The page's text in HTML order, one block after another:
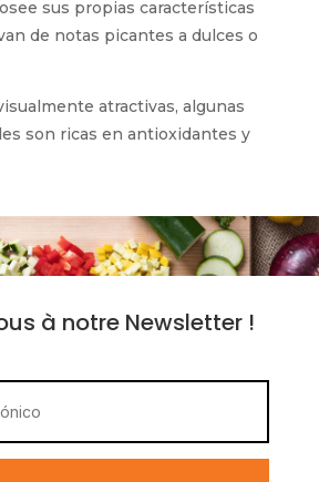
sus propias características
de notas picantes a dulces o
atractivas, algunas
son ricas en antioxidantes y
à notre Newsletter !